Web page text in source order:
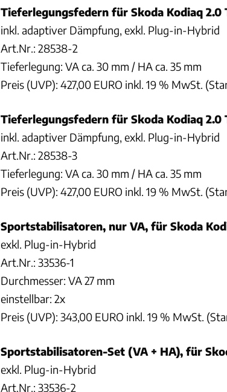
Tieferlegungsfedern für Skoda Kodiaq 2.0
inkl. adaptiver Dämpfung, exkl. Plug-in-Hybrid
Art.Nr.: 28538-2
Tieferlegung: VA ca. 30 mm / HA ca. 35 mm
Preis (UVP): 427,00 EURO inkl. 19 % MwSt.
Tieferlegungsfedern für Skoda Kodiaq 2.0
inkl. adaptiver Dämpfung, exkl. Plug-in-Hybrid
Art.Nr.: 28538-3
Tieferlegung: VA ca. 30 mm / HA ca. 35 mm
Preis (UVP): 427,00 EURO inkl. 19 % MwSt.
Sportstabilisatoren, nur VA, für Skoda
exkl. Plug-in-Hybrid
Art.Nr.: 33536-1
Durchmesser: VA 27 mm
einstellbar: 2x
Preis (UVP): 343,00 EURO inkl. 19 % MwSt.
Sportstabilisatoren-Set (VA + HA), für
exkl. Plug-in-Hybrid
Art.Nr.: 33536-2